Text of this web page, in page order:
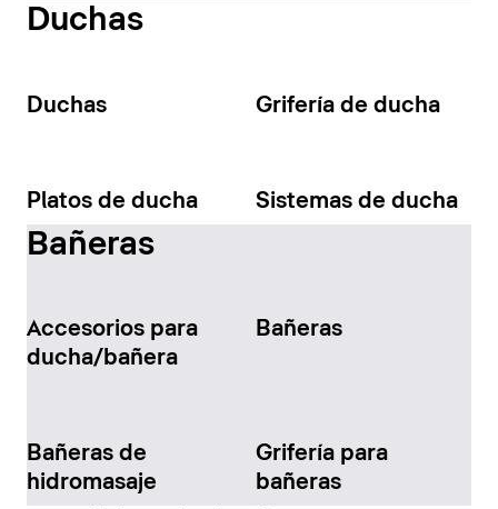
Duchas
Duchas Grifería de ducha
Platos de ducha Sistemas de ducha
Bañeras
Accesorios para
ducha/bañera
Bañeras
Bañeras de
hidromasaje
Grifería para
bañeras